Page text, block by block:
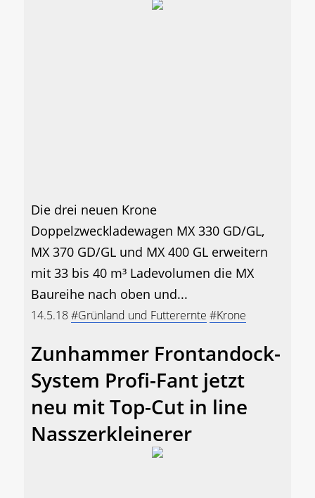
Die drei neuen Krone
Doppelzweckladewagen MX 330 GD/GL,
MX 370 GD/GL und MX 400 GL erweitern
mit 33 bis 40 m³ Ladevolumen die MX
Baureihe nach oben und...
14.5.18#Grünland und Futterernte #Krone
Zunhammer Frontandock-
System Profi-Fant jetzt
neu mit Top-Cut in line
Nasszerkleinerer